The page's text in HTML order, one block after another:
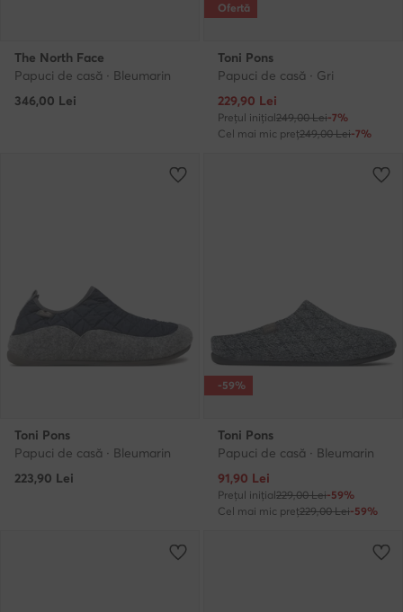
The North Face
Papuci de casă · Bleumarin
346,00 Lei
Ofertă
Toni Pons
Papuci de casă · Gri
Prețul actual
229,90 Lei
Prețul inițial249,00 Lei-7%
Cel mai mic preț249,00 Lei-7%
Toni Pons
Papuci de casă · Bleumarin
223,90 Lei
-59%
Toni Pons
Papuci de casă · Bleumarin
Prețul actual
91,90 Lei
Prețul inițial229,00 Lei-59%
Cel mai mic preț229,00 Lei-59%